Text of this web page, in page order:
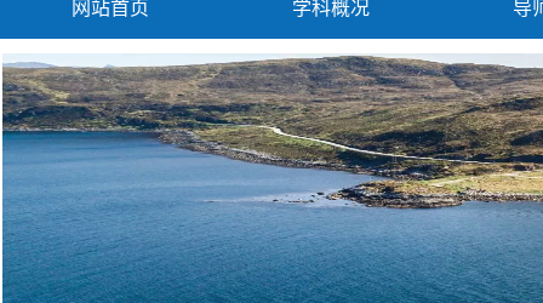
网站首页 学科概况 导